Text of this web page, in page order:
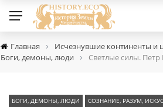
Главная › Исчезнувшие континенты и
Боги, демоны, люди › Светлые силы.
БОГИ, ДЕМОНЫ, ЛЮДИ
СОЗНАНИЕ, РАЗУМ,